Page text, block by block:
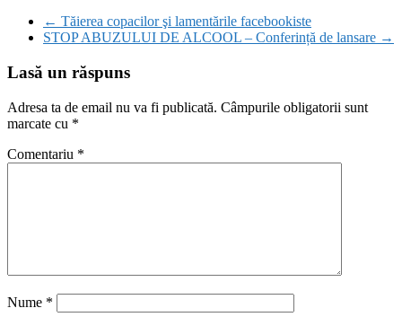
← Tăierea copacilor şi lamentările facebookiste
STOP ABUZULUI DE ALCOOL – Conferință de lansare →
Lasă un răspuns
Adresa ta de email nu va fi publicată. Câmpurile obligatorii sunt
marcate cu *
Comentariu *
Nume *